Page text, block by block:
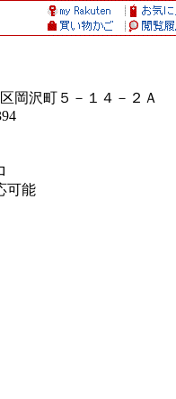
岡沢町５－１４－２Ａ
可能